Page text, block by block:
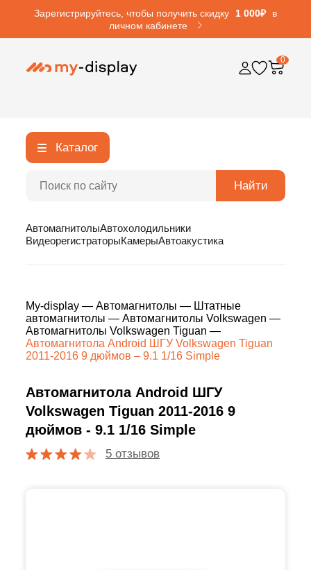
Зарегистрируйтесь, чтобы получить скидку 1 000₽
в
личном кабинете
0
Каталог
Найти
АвтомагнитолыАвтохолодильники
ВидеорегистраторыКамерыАвтоакустика
My-display — Автомагнитолы — Штатные
автомагнитолы — Автомагнитолы Volkswagen —
Автомагнитолы Volkswagen Tiguan —
Автомагнитола Android ШГУ Volkswagen Tiguan
2011-2016 9 дюймов – 9.1 1/16 Simple
Автомагнитола Android ШГУ
Volkswagen Tiguan 2011-2016 9
дюймов - 9.1 1/16 Simple
5 отзывов